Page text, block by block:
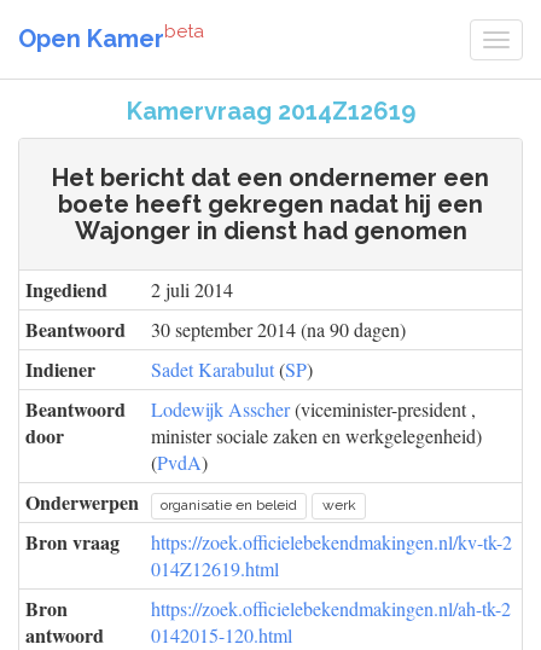
Open Kamerbeta
Kamervraag 2014Z12619
Het bericht dat een ondernemer een
boete heeft gekregen nadat hij een
Wajonger in dienst had genomen
Ingediend 2 juli 2014
Beantwoord 30 september 2014 (na 90 dagen)
Indiener Sadet Karabulut(SP)
Beantwoord
door
Lodewijk Asscher(viceminister-president ,
minister sociale zaken en werkgelegenheid)
(PvdA)
Onderwerpen organisatie en beleid werk
Bron vraag
https://zoek.officielebekendmakingen.nl/kv-tk-2
014Z12619.html
Bron
antwoord
https://zoek.officielebekendmakingen.nl/ah-tk-2
0142015-120.html